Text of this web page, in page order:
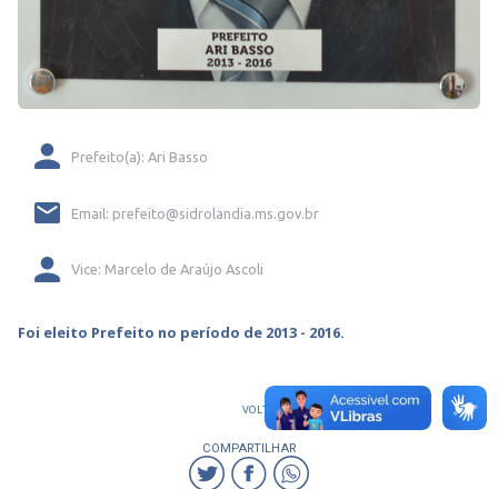
Prefeito(a): Ari Basso
Email: prefeito@sidrolandia.ms.gov.br
Vice: Marcelo de Araújo Ascoli
Foi eleito Prefeito no período de 2013 - 2016.
VOLTAR
COMPARTILHAR